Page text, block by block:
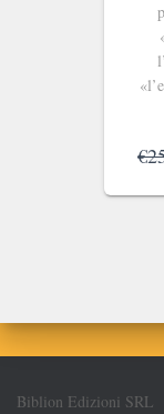
€
Biblion Edizioni SRL